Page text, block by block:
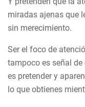
miradas ajenas que
sin merecimiento.
Ser el foco de
tampoco es señal
es pretender y
lo que obtienes